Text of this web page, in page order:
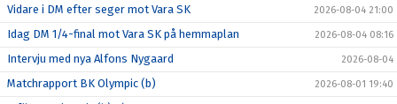
Vidare i DM efter seger mot Vara SK 2026-08-04 21:00
Idag DM 1/4-final mot Vara SK på hemmaplan 2026-08-04 08:16
Intervju med nya Alfons Nygaard 2026-08-04
Matchrapport BK Olympic (b) 2026-08-01 19:40